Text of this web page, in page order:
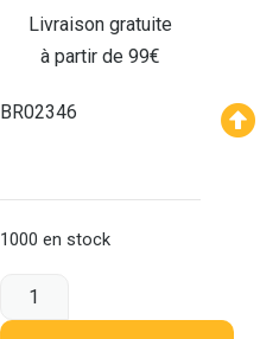
Livraison gratuite
à partir de 99€
BR02346
1000 en stock